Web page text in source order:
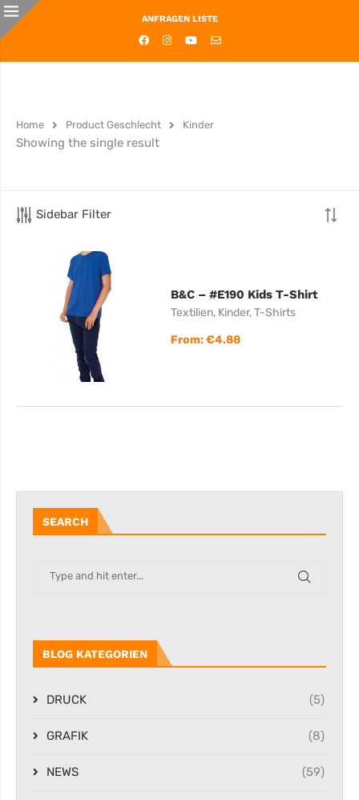
ANFRAGEN LISTE
Home Product Geschlecht Kinder
Showing the single result
Sidebar Filter
B&C – #E190 Kids T-Shirt
Textilien, Kinder,T-Shirts
From:€4.88
SEARCH
BLOG KATEGORIEN
DRUCK (5)
GRAFIK (8)
NEWS (59)